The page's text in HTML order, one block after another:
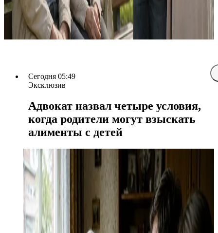
Сегодня 05:49
Эксклюзив
Адвокат назвал четыре условия,
когда родители могут взыскать
алименты с детей